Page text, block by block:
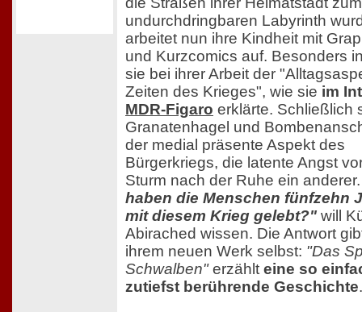
undurchdringbaren Labyrinth
arbeitet nun ihre Kindheit mit
und Kurzcomics auf. Besonders
sie bei ihrer Arbeit der
Zeiten des Krieges", wie sie im
MDR-Figaro erklärte. Schließlich
Granatenhagel und
der medial präsente Aspekt des
Bürgerkriegs, die latente Angst
Sturm nach der Ruhe ein
haben die Menschen fünfzehn
mit diesem Krieg gelebt?" will
Abirached wissen. Die Antwort
ihrem neuen Werk selbst: "Das
Schwalben"erzählt eine so
zutiefst berührende Geschichte.